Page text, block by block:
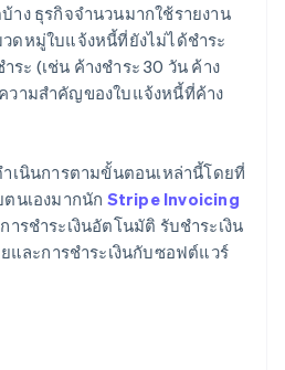
าง ธุรกิจจำนวนมากใช้รายงาน
ดหมู่ใบแจ้งหนี้ที่ยังไม่ได้ชำระ
ระ (เช่น ค้างชำระ 30 วัน ค้าง
วามสำคัญของใบแจ้งหนี้ที่ค้าง
เนินการตามขั้นตอนเหล่านี้โดยที่
นเองมากนัก Stripe Invoicing
ารชำระเงินอัตโนมัติ รับชำระเงิน
และการชำระเงินกับซอฟต์แวร์